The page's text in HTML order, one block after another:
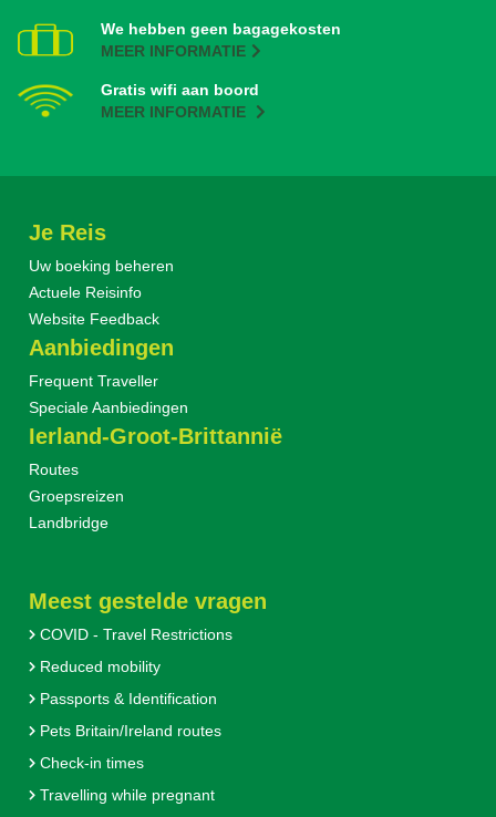
We hebben geen bagagekosten
MEER INFORMATIE
Gratis wifi aan boord
MEER INFORMATIE
Je Reis
Uw boeking beheren
Actuele Reisinfo
Website Feedback
Aanbiedingen
Frequent Traveller
Speciale Aanbiedingen
Ierland-Groot-Brittannië
Routes
Groepsreizen
Landbridge
Meest gestelde vragen
COVID - Travel Restrictions
Reduced mobility
Passports & Identification
Pets Britain/Ireland routes
Check-in times
Travelling while pregnant